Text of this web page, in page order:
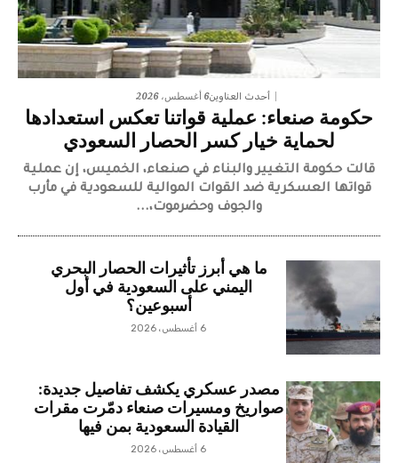
أحدث العناوين6 أغسطس، 2026
حكومة صنعاء: عملية قواتنا تعكس استعدادها
لحماية خيار كسر الحصار السعودي
قالت حكومة التغيير والبناء في صنعاء، الخميس، إن عملية
قواتها العسكرية ضد القوات الموالية للسعودية في مأرب
والجوف وحضرموت،...
ما هي أبرز تأثيرات الحصار البحري
اليمني على السعودية في أول
أسبوعين؟
6 أغسطس، 2026
مصدر عسكري يكشف تفاصيل جديدة:
صواريخ ومسيرات صنعاء دمّرت مقرات
القيادة السعودية بمن فيها
6 أغسطس، 2026